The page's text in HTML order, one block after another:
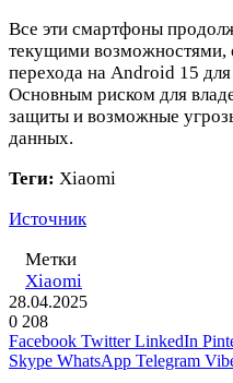
Все эти смартфоны
текущими возможностями,
перехода на Android 15
Основным риском для
защиты и возможные
данных.
Теги: Xiaomi
Источник
Метки
Xiaomi
28.04.2025
0 208
Facebook Twitter LinkedIn
Skype WhatsApp Telegram